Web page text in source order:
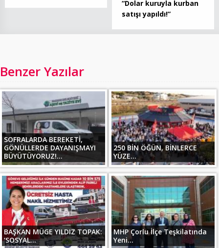
“Dolar kuruyla kurban
satışı yapıldı!”
Benzer Yazılar
SOFRALARDA BEREKETİ,
GÖNÜLLERDE DAYANIŞMAYI
BÜYÜTÜYORUZ!...
250 BİN ÖĞÜN, BİNLERCE
YÜZE...
BAŞKAN MÜGE YILDIZ TOPAK:
‘SOSYAL...
MHP Çorlu İlçe Teşkilatında
Yeni...